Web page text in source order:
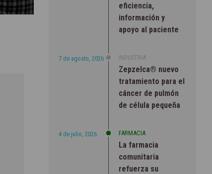
eficiencia,
información y
apoyo al paciente
7 de agosto, 2026 INDUSTRIA
Zepzelca® nuevo
tratamiento para el
cáncer de pulmón
de célula pequeña
4 de julio, 2026 FARMACIA
La farmacia
comunitaria
refuerza su